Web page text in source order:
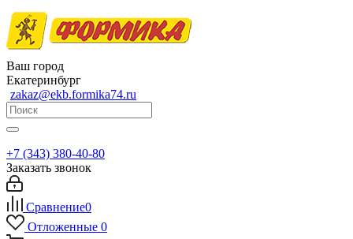
Ваш город
Екатеринбург
zakaz@ekb.formika74.ru
+7 (343) 380-40-80
Заказать звонок
Сравнение0
Отложенные 0